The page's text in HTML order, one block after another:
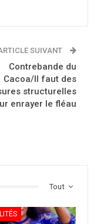
SUIVANT
Contrebande du
Cacoa/Il faut des
structurelles
enrayer le fléau
Tout